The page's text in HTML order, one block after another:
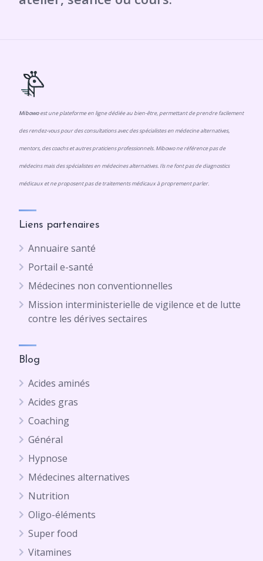
Mibowoest une plateforme en ligne dédiée au bien-être, permettant de prendre facilement
des rendez-vous pour des consultations avec des spécialistes en médecine alternatives,
mentors, des coachs et autres praticiens professionnels. Mibowo ne référence pas de
médecins mais des spécialistes en médecines alternatives. Ils ne font pas de diagnostics
médicaux et ne proposent pas de traitements médicaux à proprement parler.
Liens partenaires
Annuaire santé
Portail e-santé
Médecines non conventionnelles
Mission interministerielle de vigilence et de lutte
contre les dérives sectaires
Blog
Acides aminés
Acides gras
Coaching
Général
Hypnose
Médecines alternatives
Nutrition
Oligo-éléments
Super food
Vitamines